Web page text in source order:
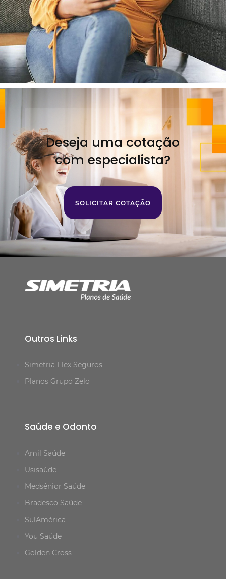
Deseja uma cotação
com especialista?
SOLICITAR COTAÇÃO
Outros Links
Simetria Flex Seguros
Planos Grupo Zelo
Saúde e Odonto
Amil Saúde
Usisaúde
Medsênior Saúde
Bradesco Saúde
SulAmérica
You Saúde
Golden Cross